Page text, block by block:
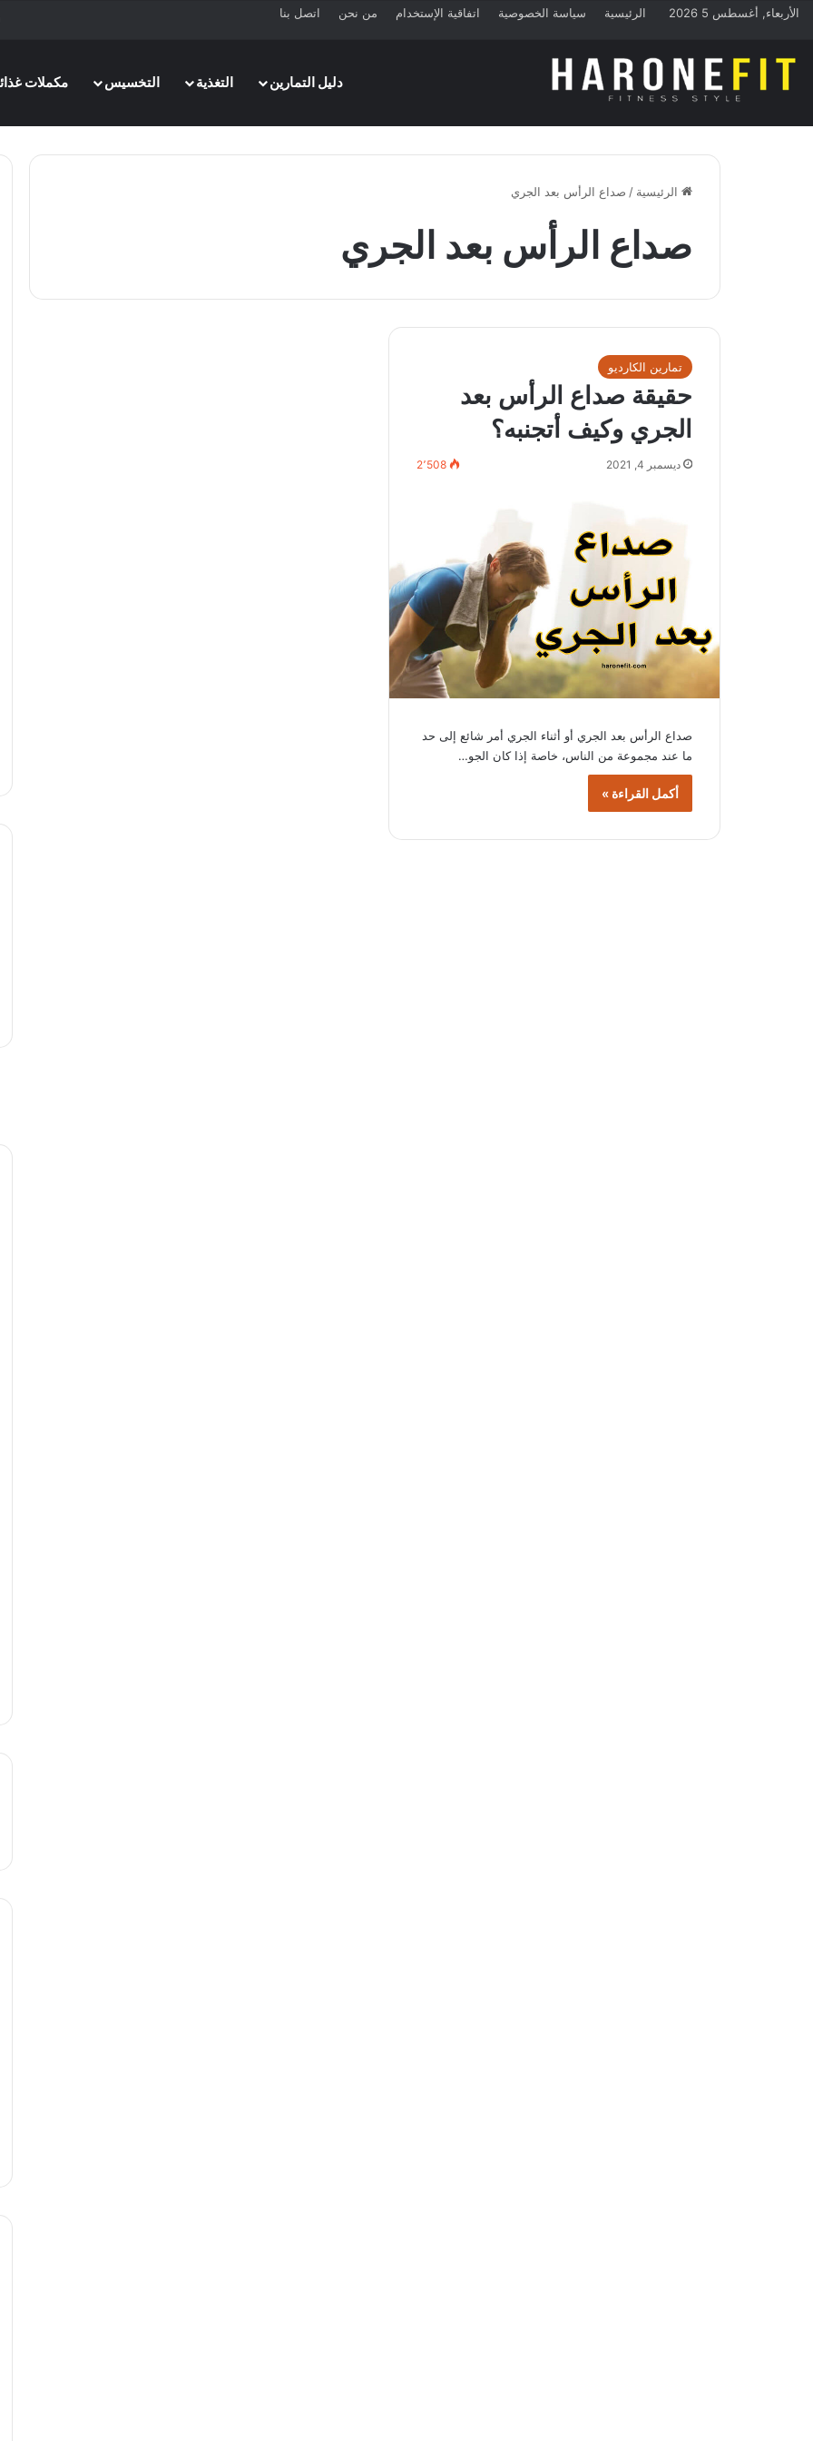
الأربعاء, أغسطس 5 2026 الرئيسية سياسة الخصوصية اتفاقية الإستخدام من نحن اتصل بنا
دليل التمارين
التغذية التخسيس مكملات
الرئيسية / صداع الرأس بعد الجري
صداع الرأس بعد الجري
تمارين الكارديو
حقيقة صداع الرأس بعد
الجري وكيف أتجنبه؟
ديسمبر 4, 2021 2٬508
صداع الرأس بعد الجري أو أثناء الجري أمر شائع إلى حد
ما عند مجموعة من الناس، خاصة إذا كان الجو…
أكمل القراءة »